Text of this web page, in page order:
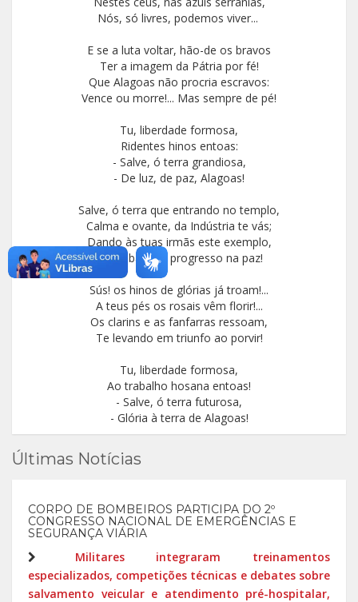
Nós, só livres, podemos viver...
E se a luta voltar, hão-de os bravos
Ter a imagem da Pátria por fé!
Que Alagoas não procria escravos:
Vence ou morre!... Mas sempre de pé!
Tu, liberdade formosa,
Ridentes hinos entoas:
- Salve, ó terra grandiosa,
- De luz, de paz, Alagoas!
Salve, ó terra que entrando no templo,
Calma e ovante, da Indústria te vás;
Dando às tuas irmãs este exemplo,
De trabalho e progresso na paz!
Sús! os hinos de glórias já troam!...
A teus pés os rosais vêm florir!...
Os clarins e as fanfarras ressoam,
Te levando em triunfo ao porvir!
Tu, liberdade formosa,
Ao trabalho hosana entoas!
- Salve, ó terra futurosa,
- Glória à terra de Alagoas!
Últimas Notícias
CORPO DE BOMBEIROS PARTICIPA DO 2º
CONGRESSO NACIONAL DE EMERGÊNCIAS E
SEGURANÇA VIÁRIA
Militares integraram treinamentos
especializados, competições técnicas e debates sobre
salvamento veicular e atendimento pré-hospitalar,